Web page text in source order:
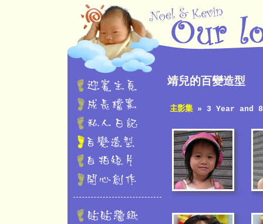
靖兒的百變造型
主影集» 3 Year and